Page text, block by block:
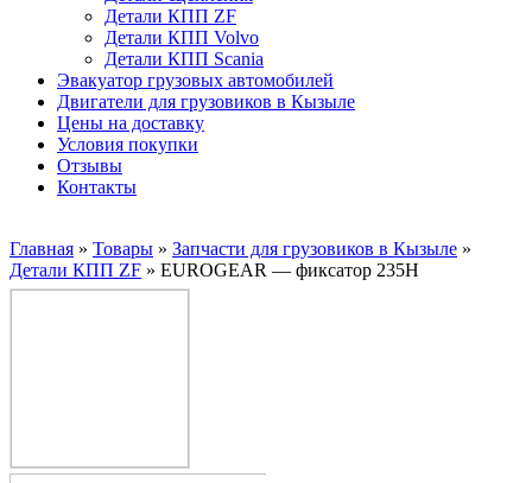
Детали КПП ZF
Детали КПП Volvo
Детали КПП Scania
Эвакуатор грузовых автомобилей
Двигатели для грузовиков в Кызыле
Цены на доставку
Условия покупки
Отзывы
Контакты
Главная » Товары » Запчасти для грузовиков в Кызыле »
Детали КПП ZF » EUROGEAR — фиксатор 235Н